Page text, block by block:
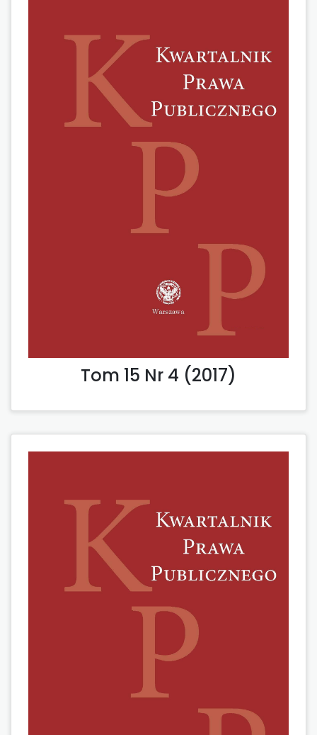
Tom 15 Nr 4 (2017)